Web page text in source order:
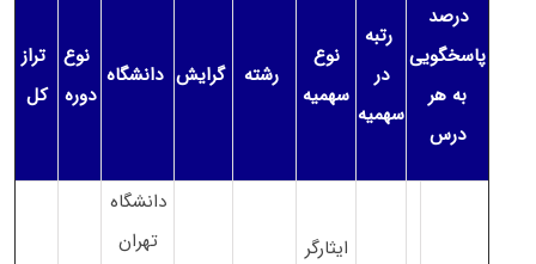
درصد
پاسخگویی
به هر
درس
رتبه
در
سهمیه
نوع
سهمیه
رشته گرایش دانشگاه
نوع
دوره
تراز
کل
ایثارگر
دانشگاه
تهران